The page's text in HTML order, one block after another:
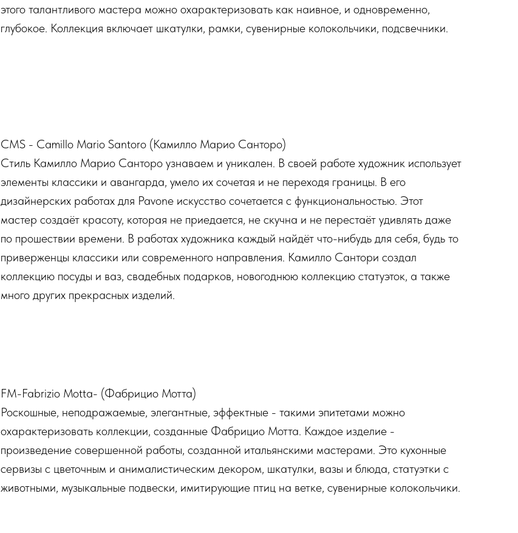
этого талантливого мастера можно охарактеризовать как наивное, и одновременно,
глубокое. Коллекция включает шкатулки, рамки, сувенирные колокольчики, подсвечники.
CMS - Camillo Mario Santoro (Камилло Марио Санторо)
Стиль Камилло Марио Санторо узнаваем и уникален. В своей работе художник использует
элементы классики и авангарда, умело их сочетая и не переходя границы. В его
дизайнерских работах для Pavone искусство сочетается с функциональностью. Этот
мастер создаёт красоту, которая не приедается, не скучна и не перестаёт удивлять даже
по прошествии времени. В работах художника каждый найдёт что-нибудь для себя, будь то
приверженцы классики или современного направления. Камилло Сантори создал
коллекцию посуды и ваз, свадебных подарков, новогоднюю коллекцию статуэток, а также
много других прекрасных изделий.
FM-Fabrizio Motta- (Фабрицио Мотта)
Роскошные, неподражаемые, элегантные, эффектные - такими эпитетами можно
охарактеризовать коллекции, созданные Фабрицио Мотта. Каждое изделие -
произведение совершенной работы, созданной итальянскими мастерами. Это кухонные
сервизы с цветочным и анималистическим декором, шкатулки, вазы и блюда, статуэтки с
животными, музыкальные подвески, имитирующие птиц на ветке, сувенирные колокольчики.